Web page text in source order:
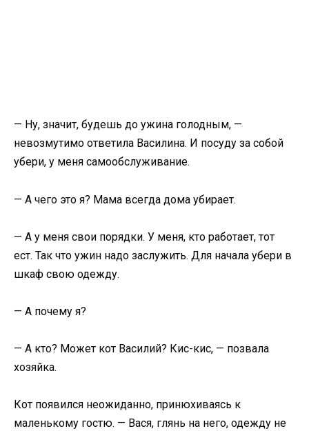
— Ну, значит, будешь до ужина голодным, —
невозмутимо ответила Василина. И посуду за собой
убери, у меня самообслуживание.
— А чего это я? Мама всегда дома убирает.
— А у меня свои порядки. У меня, кто работает, тот
ест. Так что ужин надо заслужить. Для начала убери в
шкаф свою одежду.
— А почему я?
— А кто? Может кот Василий? Кис-кис, — позвала
хозяйка.
Кот появился неожиданно, принюхиваясь к
маленькому гостю. — Вася, глянь на него, одежду не